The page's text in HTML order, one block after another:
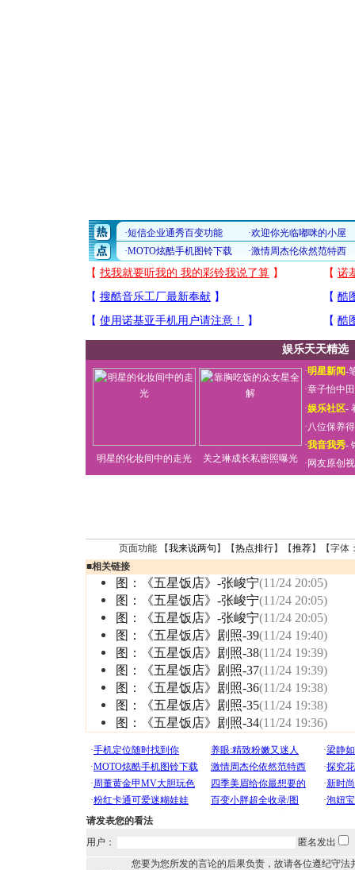
娱乐天天精选
明星的化妆间中的走光 关之琳成长私密照曝光
·明星新闻-
·章子怡中
·娱乐社区-
·八位保养
·我音我秀-
· 网友原创
页面功能 【我来说两句 】【热点排行】【推荐】【字体
■相关链接
图：《五星饭店》-张峻宁(11/24 20:05)
图：《五星饭店》-张峻宁(11/24 20:05)
图：《五星饭店》-张峻宁(11/24 20:05)
图：《五星饭店》剧照-39(11/24 19:40)
图：《五星饭店》剧照-38(11/24 19:39)
图：《五星饭店》剧照-37(11/24 19:39)
图：《五星饭店》剧照-36(11/24 19:38)
图：《五星饭店》剧照-35(11/24 19:38)
图：《五星饭店》剧照-34(11/24 19:36)
请发表您的看法
用户：
匿名发出
您要为您所发的言论的后果负责，故请各位遵纪守法